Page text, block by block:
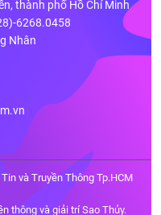
thành phố Hồ Chí Minh
6268.0458
Nhân
và Truyền Thông Tp.HCM
thông và giải trí Sao Thủy.